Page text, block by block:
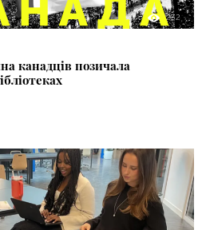
232
канадців позичала